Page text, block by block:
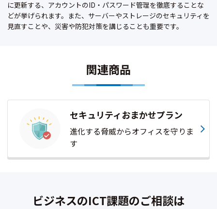
に更新する、アカウントのID・パスワード管理を徹底することな
どが挙げられます。また、サーバーやストレージのセキュリティを
見直すことや、災害や防犯対策を講じることも重要です。
関連商品
セキュリティおまかせプラン
進化する脅威からオフィスを守りま
す
ビジネスのICT課題のご相談は